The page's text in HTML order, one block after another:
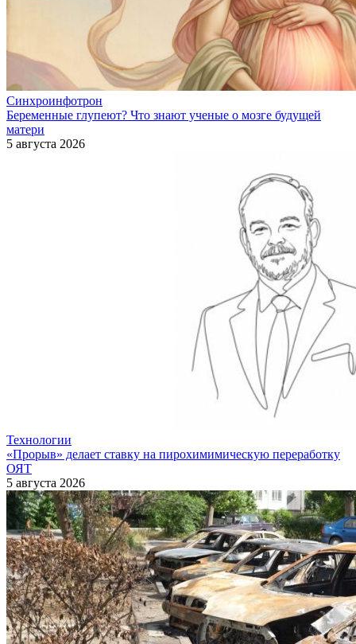
Синхроинфотрон
Беременные глупеют? Что знают ученые о мозге будущей
матери
5 августа 2026
Технологии
«Прорыв» делает ставку на пирохимимическую переработку
ОЯТ
5 августа 2026